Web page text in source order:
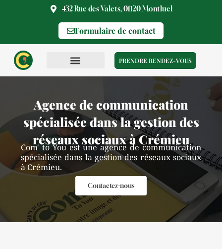
432 Rue des Valets, 01120 Montluel
Formulaire de contact
PRENDRE RENDEZ-VOUS
Agence de communication
spécialisée dans la gestion des
réseaux sociaux à Crémieu​
Com' to You est une agence de communication
spécialisée dans la gestion des réseaux sociaux
à Crémieu.
Contactez-nous